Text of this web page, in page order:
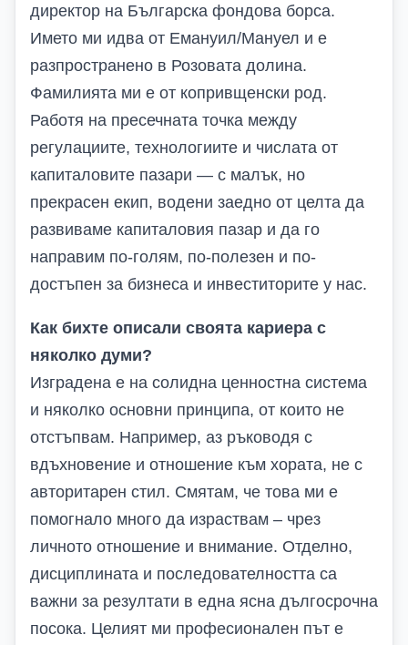
директор на Българска фондова борса.
Името ми идва от Емануил/Мануел и е
разпространено в Розовата долина.
Фамилията ми е от копривщенски род.
Работя на пресечната точка между
регулациите, технологиите и числата от
капиталовите пазари — с малък, но
прекрасен екип, водени заедно от целта да
развиваме капиталовия пазар и да го
направим по-голям, по-полезен и по-
достъпен за бизнеса и инвеститорите у нас.
Как бихте описали своята кариера с
няколко думи?
Изградена е на солидна ценностна система
и няколко основни принципа, от които не
отстъпвам. Например, аз ръководя с
вдъхновение и отношение към хората, не с
авторитарен стил. Смятам, че това ми е
помогнало много да израствам – чрез
личното отношение и внимание. Отделно,
дисциплината и последователността са
важни за резултати в една ясна дългосрочна
посока. Целият ми професионален път е